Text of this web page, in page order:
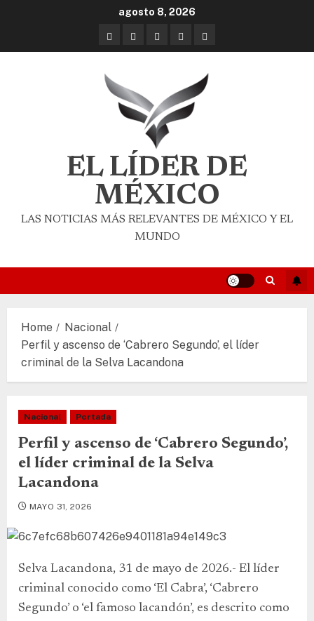
agosto 8, 2026
EL LÍDER DE
MÉXICO
LAS NOTICIAS MÁS RELEVANTES DE MÉXICO Y EL
MUNDO
Home
Nacional
Perfil y ascenso de ‘Cabrero Segundo’, el líder
criminal de la Selva Lacandona
Nacional Portada
Perfil y ascenso de ‘Cabrero Segundo’,
el líder criminal de la Selva
Lacandona
MAYO 31, 2026
Selva Lacandona, 31 de mayo de 2026.- El líder
criminal conocido como ‘El Cabra’, ‘Cabrero
Segundo’ o ‘el famoso lacandón’, es descrito como